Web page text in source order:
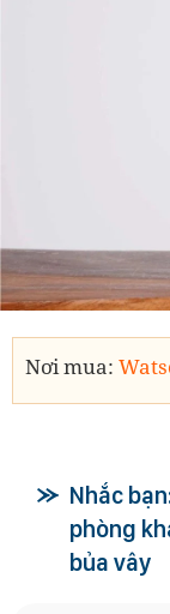
Nơi mua:
Nhắc
phòng
bủa vây